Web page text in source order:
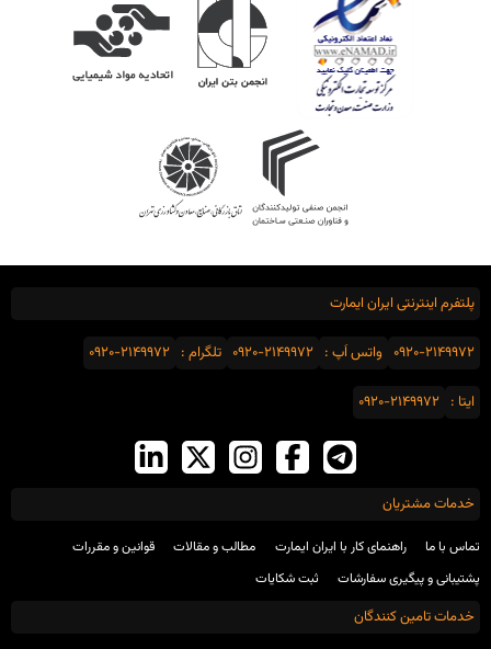
پلتفرم اینترنتی ایران ایمارت
0920-2149972 واتس اَپ : 0920-2149972 تلگرام : 0920-2149972
ایتا : 0920-2149972
خدمات مشتریان
تماس با ما راهنمای کار با ایران ایمارت مطالب و مقالات
قوانین و مقررات
پشتیبانی و پیگیری سفارشات
ثبت شکایات
خدمات تامین کنندگان